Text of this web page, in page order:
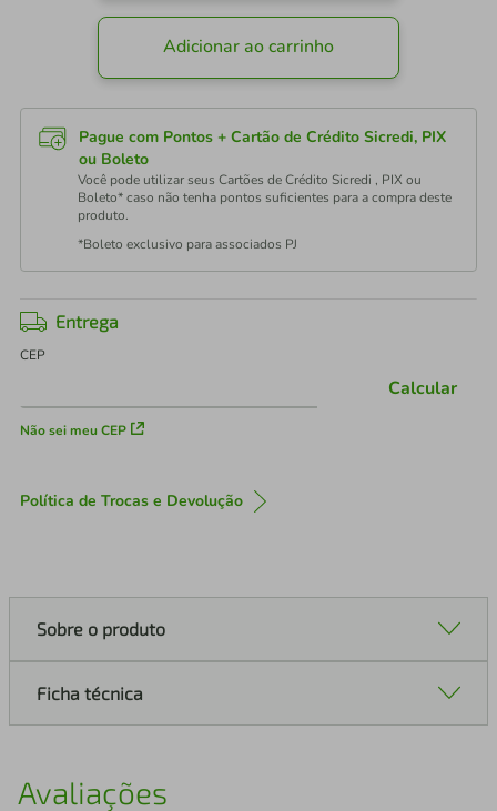
Adicionar ao carrinho
Pague com Pontos + Cartão de Crédito Sicredi, PIX
ou Boleto
Você pode utilizar seus Cartões de Crédito Sicredi , PIX ou
Boleto* caso não tenha pontos suficientes para a compra deste
produto.
*Boleto exclusivo para associados PJ
Entrega
CEP
Não sei meu CEP
Calcular
Política de Trocas e Devolução
Sobre o produto
Ficha técnica
Avaliações